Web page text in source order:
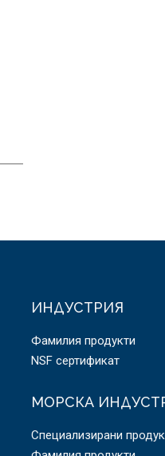
ИНДУСТРИЯ
Фамилия продукти
NSF сертификат
МОРСКА
Специализирани